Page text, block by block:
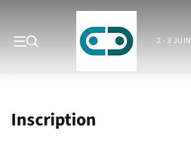
2 - 3
Inscription